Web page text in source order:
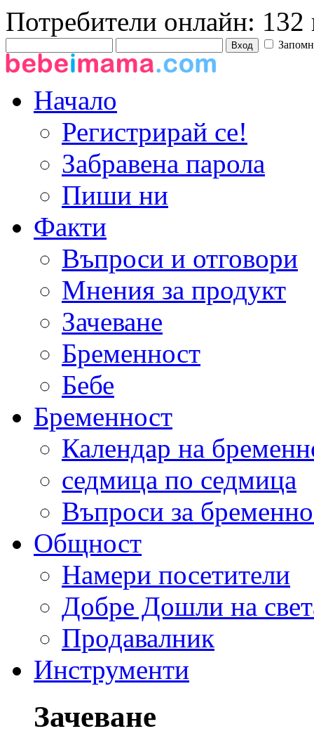
Потребители онлайн: 132
Начало
Регистрирай се!
Забравена парола
Пиши ни
Факти
Въпроси и отговори
Мнения за продукт
Зачеване
Бременност
Бебе
Бременност
Календар на
седмица по седмица
Въпроси за
Общност
Намери посетители
Добре Дошли на
Продавалник
Инструменти
Зачеване